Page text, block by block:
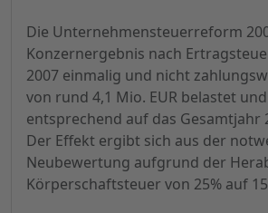
Die Unternehmensteuerreform
Konzernergebnis nach
2007 einmalig und nicht
von rund 4,1 Mio. EUR belastet
entsprechend auf das Gesamtjahr
Der Effekt ergibt sich aus der
Neubewertung aufgrund der
Körperschaftsteuer von 25% auf